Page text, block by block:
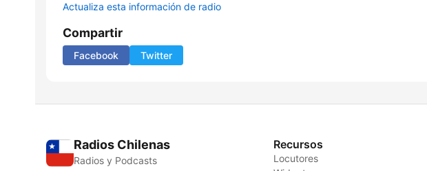
Actualiza esta información de radio
Compartir
Facebook Twitter
Radios Chilenas
Radios y Podcasts
Recursos
Locutores